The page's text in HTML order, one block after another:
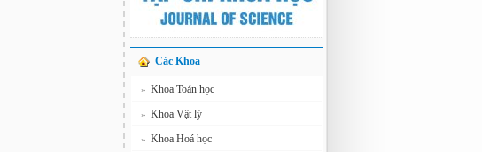
Các Khoa
» Khoa Toán học
» Khoa Vật lý
» Khoa Hoá học